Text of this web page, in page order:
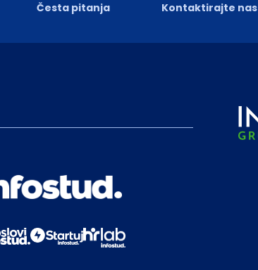
Česta pitanja Kontaktirajte nas